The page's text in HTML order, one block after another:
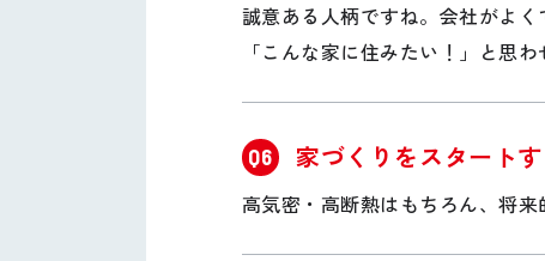
誠意ある人柄ですね。会社がよ
「こんな家に住みたい！」と思
Q6 家づくりをスタート
高気密・高断熱はもちろん、将